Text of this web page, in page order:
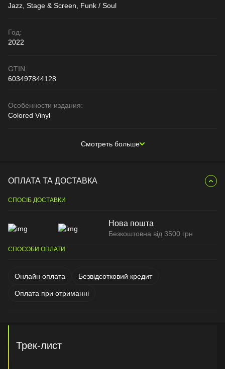
Jazz, Stage & Screen, Funk / Soul
Год:
2022
GTIN:
603497844128
Особенности издания:
Colored Vinyl
Смотреть больше
ОПЛАТА ТА ДОСТАВКА
СПОСІБ ДОСТАВКИ
Нова пошта
Безкоштовна від 3500 грн
СПОСОБИ ОПЛАТИ
Онлайн оплата Безвідсотковий кредит
Оплата при отриманні
Трек-лист